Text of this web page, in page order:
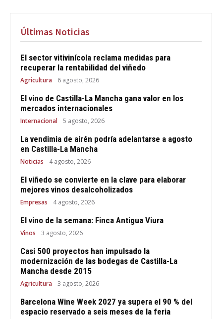
Últimas Noticias
El sector vitivinícola reclama medidas para
recuperar la rentabilidad del viñedo
Agricultura 6 agosto, 2026
El vino de Castilla-La Mancha gana valor en los
mercados internacionales
Internacional 5 agosto, 2026
La vendimia de airén podría adelantarse a agosto
en Castilla-La Mancha
Noticias 4 agosto, 2026
El viñedo se convierte en la clave para elaborar
mejores vinos desalcoholizados
Empresas 4 agosto, 2026
El vino de la semana: Finca Antigua Viura
Vinos 3 agosto, 2026
Casi 500 proyectos han impulsado la
modernización de las bodegas de Castilla-La
Mancha desde 2015
Agricultura 3 agosto, 2026
Barcelona Wine Week 2027 ya supera el 90 % del
espacio reservado a seis meses de la feria